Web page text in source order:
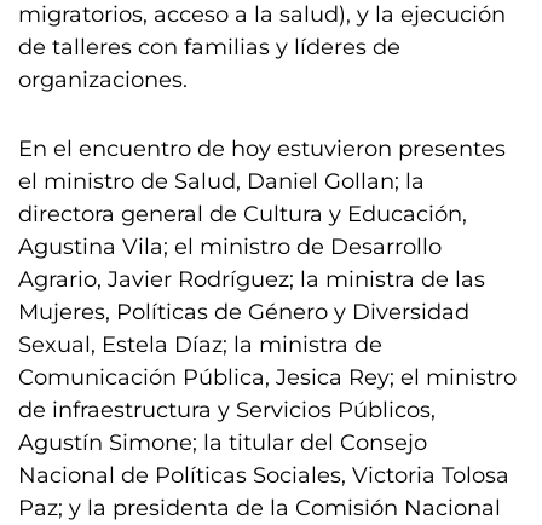
migratorios, acceso a la salud), y la ejecución
de talleres con familias y líderes de
organizaciones.
En el encuentro de hoy estuvieron presentes
el ministro de Salud, Daniel Gollan; la
directora general de Cultura y Educación,
Agustina Vila; el ministro de Desarrollo
Agrario, Javier Rodríguez; la ministra de las
Mujeres, Políticas de Género y Diversidad
Sexual, Estela Díaz; la ministra de
Comunicación Pública, Jesica Rey; el ministro
de infraestructura y Servicios Públicos,
Agustín Simone; la titular del Consejo
Nacional de Políticas Sociales, Victoria Tolosa
Paz; y la presidenta de la Comisión Nacional